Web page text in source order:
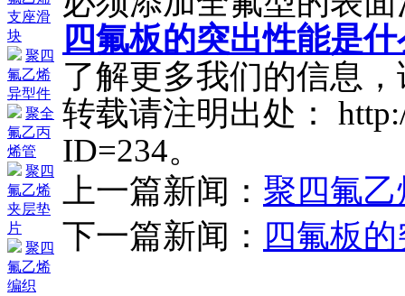
支座滑
块
聚四
氟乙烯
异型件
聚全
氟乙丙
烯管
聚四
氟乙烯
夹层垫
片
聚四
氟乙烯
编织
四氟板的突出性能是什
了解更多我们的信息
转载请注明出处：
ID=234。
上一篇新闻： 聚四氟
下一篇新闻： 四氟板